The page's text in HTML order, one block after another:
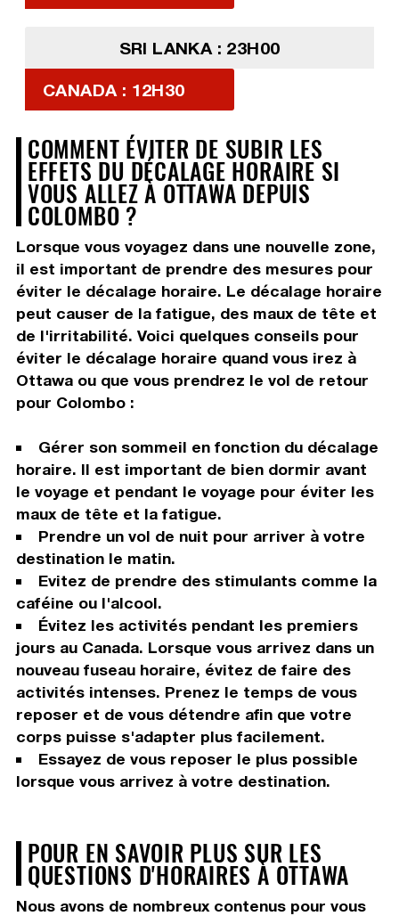
SRI LANKA : 23H00
CANADA : 12H30
COMMENT ÉVITER DE SUBIR LES
EFFETS DU DÉCALAGE HORAIRE SI
VOUS ALLEZ À OTTAWA DEPUIS
COLOMBO ?
Lorsque vous voyagez dans une nouvelle zone,
il est important de prendre des mesures pour
éviter le décalage horaire. Le décalage horaire
peut causer de la fatigue, des maux de tête et
de l'irritabilité. Voici quelques conseils pour
éviter le décalage horaire quand vous irez à
Ottawa ou que vous prendrez le vol de retour
pour Colombo :
Gérer son sommeil en fonction du décalage
horaire. Il est important de bien dormir avant
le voyage et pendant le voyage pour éviter les
maux de tête et la fatigue.
Prendre un vol de nuit pour arriver à votre
destination le matin.
Evitez de prendre des stimulants comme la
caféine ou l'alcool.
Évitez les activités pendant les premiers
jours au Canada. Lorsque vous arrivez dans un
nouveau fuseau horaire, évitez de faire des
activités intenses. Prenez le temps de vous
reposer et de vous détendre afin que votre
corps puisse s'adapter plus facilement.
Essayez de vous reposer le plus possible
lorsque vous arrivez à votre destination.
POUR EN SAVOIR PLUS SUR LES
QUESTIONS D'HORAIRES À OTTAWA
Nous avons de nombreux contenus pour vous